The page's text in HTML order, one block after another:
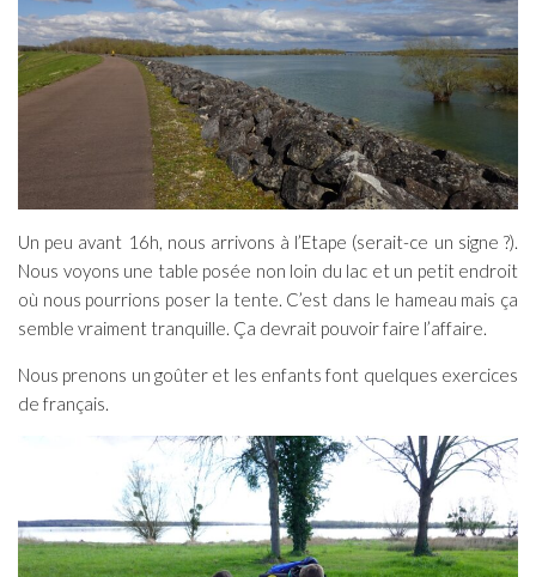
Un peu avant 16h, nous arrivons à l’Etape (serait-ce un signe ?).
Nous voyons une table posée non loin du lac et un petit endroit
où nous pourrions poser la tente. C’est dans le hameau mais ça
semble vraiment tranquille. Ça devrait pouvoir faire l’affaire.
Nous prenons un goûter et les enfants font quelques exercices
de français.